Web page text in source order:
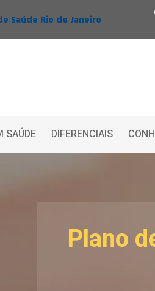
Saúde Rio de Janeiro
SAÚDE DIFERENCIAIS
Plano